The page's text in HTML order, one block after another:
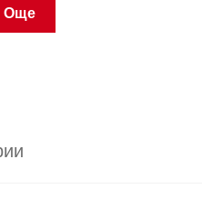
Още